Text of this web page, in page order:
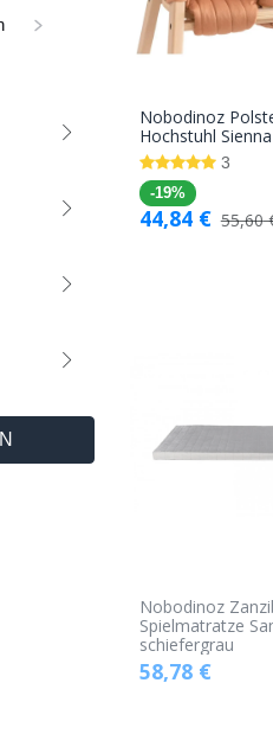
In
Nobodinoz
Hochstuhl
3
-19%
44,84€ 55,60
Nobodinoz
Spielmatratze
schiefergrau
58,78€